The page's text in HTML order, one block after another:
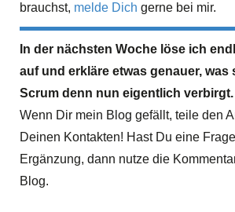
brauchst, melde Dich gerne bei mir.
In der nächsten Woche löse ich
auf und erkläre etwas genauer, was
Scrum denn nun eigentlich
Wenn Dir mein Blog gefällt, teile den
Deinen Kontakten! Hast Du eine
Ergänzung, dann nutze die
Blog.